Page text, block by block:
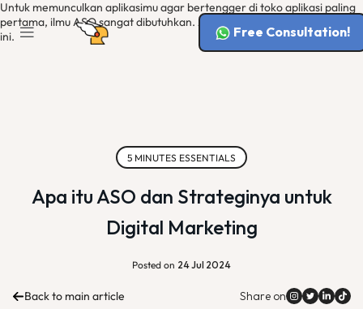
Untuk memunculkan aplikasimu agar bertengger di toko aplikasi paling
pertama, ilmu ASO sangat dibutuhkan. Apa itu ASO? Yuk simak artikel
ini.
Free Consultation!
5 MINUTES ESSENTIALS
Apa itu ASO dan Strateginya untuk
Digital Marketing
Posted on 24 Jul 2024
Back to main article Share on